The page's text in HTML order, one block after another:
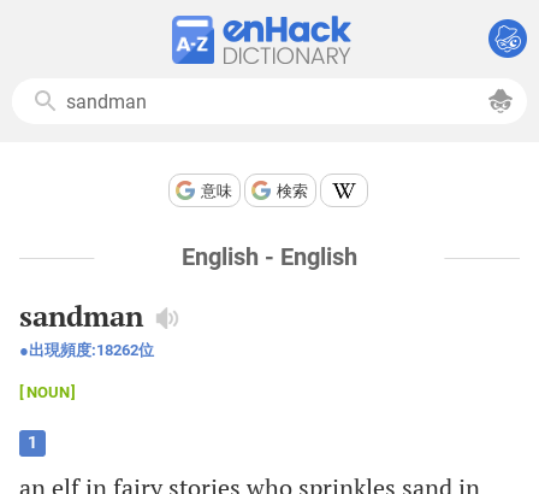
意味 検索
English - English
sandman
出現頻度:18262位
NOUN
1
anelf infairy stories who sprinkles sand in